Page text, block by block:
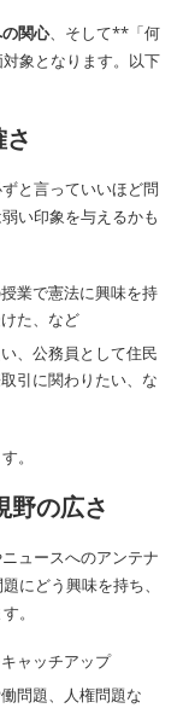
関心、そして**「何
象となります。以下
と言っていいほど問
い印象を与えるかも
業で憲法に興味を持
た、など
、公務員として住民
引に関わりたい、な
。
野の広さ
ュースへのアンテナ
にどう興味を持ち、
。
ャッチアップ
問題、人権問題な